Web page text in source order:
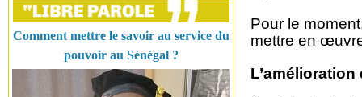
Comment mettre le savoir au service du
pouvoir au Sénégal ?
Pour le
mettre en